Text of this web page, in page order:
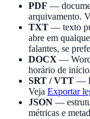
PDF —
arquivamento.
TXT — texto
abre em
falantes, se
DOCX — Word
horário de
SRT / VTT —
Veja Exportar
JSON —
métricas e